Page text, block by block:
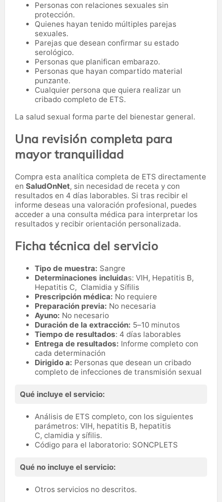
Personas con relaciones sexuales sin
protección.
Quienes hayan tenido múltiples parejas
sexuales.
Parejas que desean confirmar su estado
serológico.
Personas que planifican embarazo.
Personas que hayan compartido material
punzante.
Cualquier persona que quiera realizar un
cribado completo de ETS.
La salud sexual forma parte del bienestar general.
Una revisión completa para
mayor tranquilidad
Compra esta analítica completa de ETS directamente
en SaludOnNet, sin necesidad de receta y con
resultados en 4 días laborables. Si tras recibir el
informe deseas una valoración profesional, puedes
acceder a una consulta médica para interpretar los
resultados y recibir orientación personalizada.
Ficha técnica del servicio
Tipo de muestra: Sangre
Determinaciones incluidas: VIH, Hepatitis B,
Hepatitis C, Clamidia y Sífilis
Prescripción médica: No requiere
Preparación previa: No necesaria
Ayuno: No necesario
Duración de la extracción: 5–10 minutos
Tiempo de resultados: 4 días laborables
Entrega de resultados: Informe completo con
cada determinación
Dirigido a: Personas que desean un cribado
completo de infecciones de transmisión sexual
Qué incluye el servicio:
Análisis de ETS completo, con los siguientes
parámetros: VIH, hepatitis B, hepatitis
C, clamidia y sífilis.
Código para el laboratorio: SONCPLETS
Qué no incluye el servicio:
Otros servicios no descritos.